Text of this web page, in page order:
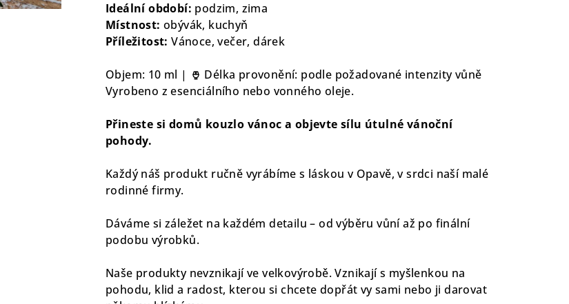
Ideální období: podzim, zima
Místnost: obývák, kuchyň
Příležitost: Vánoce, večer, dárek
Objem: 10 ml |
Délka provonění: podle požadované intenzity vůně
Vyrobeno z esenciálního nebo vonného oleje.
Přineste si domů kouzlo vánoc a objevte sílu útulné vánoční
pohody.
Každý náš produkt ručně vyrábíme s láskou v Opavě, v srdci naší malé
rodinné firmy.
Dáváme si záležet na každém detailu – od výběru vůní až po finální
podobu výrobků.
Naše produkty nevznikají ve velkovýrobě. Vznikají s myšlenkou na
pohodu, klid a radost, kterou si chcete dopřát vy sami nebo ji darovat